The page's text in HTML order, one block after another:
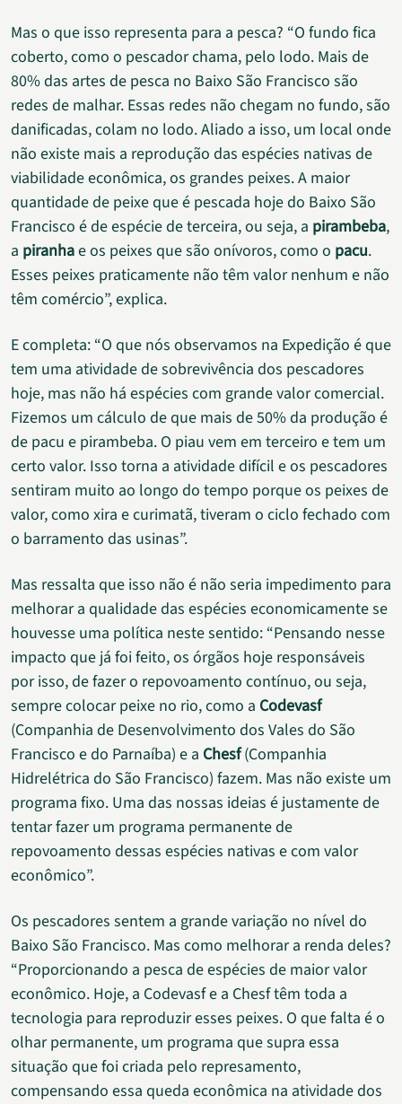
Mas o que isso representa para a pesca? “O fundo fica
coberto, como o pescador chama, pelo lodo. Mais de
80% das artes de pesca no Baixo São Francisco são
redes de malhar. Essas redes não chegam no fundo, são
danificadas, colam no lodo. Aliado a isso, um local onde
não existe mais a reprodução das espécies nativas de
viabilidade econômica, os grandes peixes. A maior
quantidade de peixe que é pescada hoje do Baixo São
Francisco é de espécie de terceira, ou seja, a pirambeba,
a piranhae os peixes que são onívoros, como o pacu.
Esses peixes praticamente não têm valor nenhum e não
têm comércio”, explica.
E completa: “O que nós observamos na Expedição é que
tem uma atividade de sobrevivência dos pescadores
hoje, mas não há espécies com grande valor comercial.
Fizemos um cálculo de que mais de 50% da produção é
de pacu e pirambeba. O piau vem em terceiro e tem um
certo valor. Isso torna a atividade difícil e os pescadores
sentiram muito ao longo do tempo porque os peixes de
valor, como xira e curimatã, tiveram o ciclo fechado com
o barramento das usinas”.
Mas ressalta que isso não é não seria impedimento para
melhorar a qualidade das espécies economicamente se
houvesse uma política neste sentido: “Pensando nesse
impacto que já foi feito, os órgãos hoje responsáveis
por isso, de fazer o repovoamento contínuo, ou seja,
sempre colocar peixe no rio, como a Codevasf
(Companhia de Desenvolvimento dos Vales do São
Francisco e do Parnaíba) e a Chesf(Companhia
Hidrelétrica do São Francisco) fazem. Mas não existe um
programa fixo. Uma das nossas ideias é justamente de
tentar fazer um programa permanente de
repovoamento dessas espécies nativas e com valor
econômico”.
Os pescadores sentem a grande variação no nível do
Baixo São Francisco. Mas como melhorar a renda deles?
“Proporcionando a pesca de espécies de maior valor
econômico. Hoje, a Codevasf e a Chesf têm toda a
tecnologia para reproduzir esses peixes. O que falta é o
olhar permanente, um programa que supra essa
situação que foi criada pelo represamento,
compensando essa queda econômica na atividade dos